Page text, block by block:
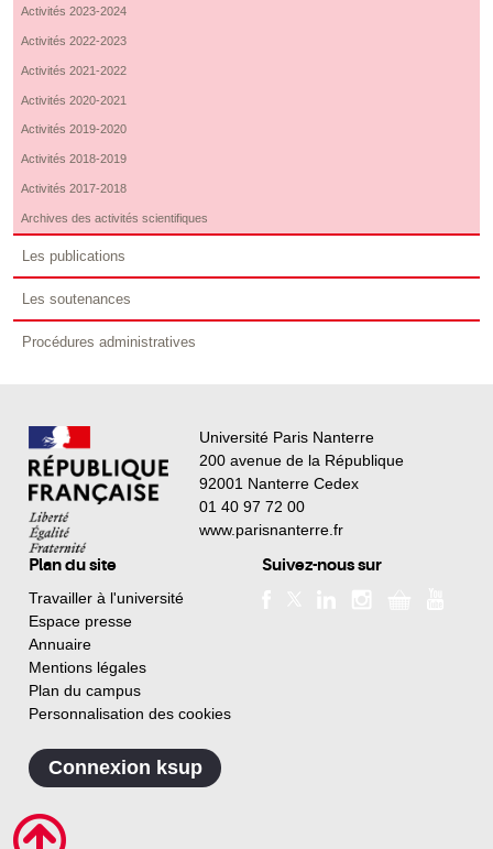
Activités 2023-2024
Activités 2022-2023
Activités 2021-2022
Activités 2020-2021
Activités 2019-2020
Activités 2018-2019
Activités 2017-2018
Archives des activités scientifiques
Les publications
Les soutenances
Procédures administratives
Université Paris Nanterre
200 avenue de la République
92001 Nanterre Cedex
01 40 97 72 00
www.parisnanterre.fr
Plan du site
Travailler à l'université
Espace presse
Annuaire
Mentions légales
Plan du campus
Personnalisation des cookies
Suivez-nous sur
Connexion ksup